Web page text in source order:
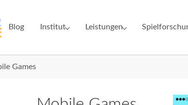
Blog Institut
Submenu for "Institut"
Leistungen
Submenu for "Leistungen"
Submenu
Games